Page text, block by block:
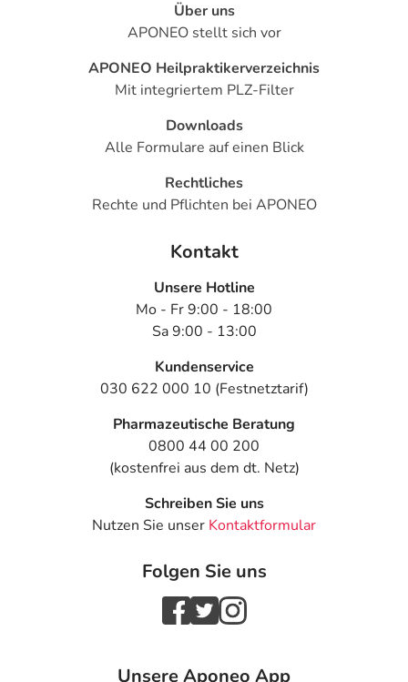
Über uns
APONEO stellt sich vor
APONEO Heilpraktikerverzeichnis
Mit integriertem PLZ-Filter
Downloads
Alle Formulare auf einen Blick
Rechtliches
Rechte und Pflichten bei APONEO
Kontakt
Unsere Hotline
Mo - Fr 9:00 - 18:00
Sa 9:00 - 13:00
Kundenservice
030 622 000 10 (Festnetztarif)
Pharmazeutische Beratung
0800 44 00 200
(kostenfrei aus dem dt. Netz)
Schreiben Sie uns
Nutzen Sie unser Kontaktformular
Folgen Sie uns
Unsere Aponeo App